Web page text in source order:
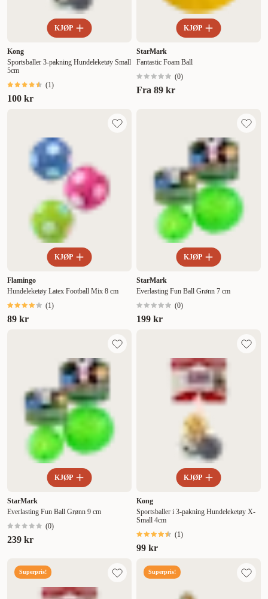
KJØP
Kong
Sportsballer 3-pakning Hundeleketøy Small
5cm
(1)
100 kr
KJØP
StarMark
Fantastic Foam Ball
(0)
Fra 89 kr
KJØP
Flamingo
Hundeleketøy Latex Football Mix 8 cm
(1)
89 kr
KJØP
StarMark
Everlasting Fun Ball Grønn 7 cm
(0)
199 kr
KJØP
StarMark
Everlasting Fun Ball Grønn 9 cm
(0)
239 kr
KJØP
Kong
Sportsballer i 3-pakning Hundeleketøy X-
Small 4cm
(1)
99 kr
Superpris! Superpris!